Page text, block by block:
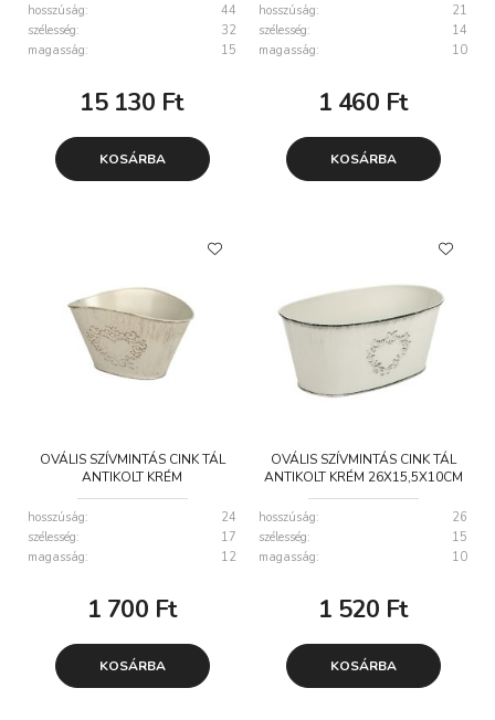
hosszúság:
44
szélesség:
32
magasság:
15
15 130 Ft
KOSÁRBA
hosszúság:
21
szélesség:
14
magasság:
10
1 460 Ft
KOSÁRBA
OVÁLIS SZÍVMINTÁS CINK TÁL
ANTIKOLT KRÉM
24X17X12,5/14CM
hosszúság:
24
szélesség:
17
magasság:
12
1 700 Ft
KOSÁRBA
OVÁLIS SZÍVMINTÁS CINK TÁL
ANTIKOLT KRÉM 26X15,5X10CM
hosszúság:
26
szélesség:
15
magasság:
10
1 520 Ft
KOSÁRBA